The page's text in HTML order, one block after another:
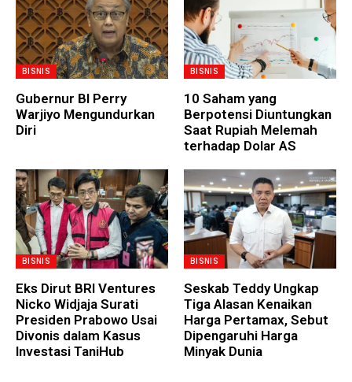
BISNIS
Gubernur BI Perry
Warjiyo Mengundurkan
Diri
BISNIS
10 Saham yang
Berpotensi Diuntungkan
Saat Rupiah Melemah
terhadap Dolar AS
BISNIS
Eks Dirut BRI Ventures
Nicko Widjaja Surati
Presiden Prabowo Usai
Divonis dalam Kasus
Investasi TaniHub
BISNIS
Seskab Teddy Ungkap
Tiga Alasan Kenaikan
Harga Pertamax, Sebut
Dipengaruhi Harga
Minyak Dunia